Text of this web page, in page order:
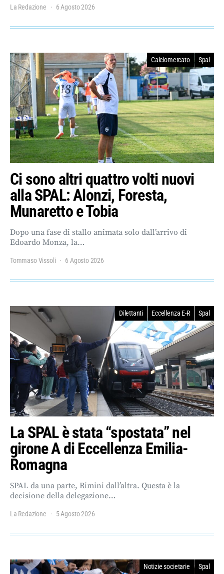
La Redazione 6 Agosto 2026
Calciomercato Spal
Ci sono altri quattro volti nuovi
alla SPAL: Alonzi, Foresta,
Munaretto e Tobia
Dopo una fase di stallo animata solo dall’arrivo di
Edoardo Monza, la…
Tommaso Vissoli 6 Agosto 2026
Dilettanti Eccellenza E-R Spal
La SPAL è stata “spostata” nel
girone A di Eccellenza Emilia-
Romagna
SPAL da una parte, Rimini dall’altra. Questa è la
decisione della delegazione…
La Redazione 5 Agosto 2026
Notizie societarie Spal